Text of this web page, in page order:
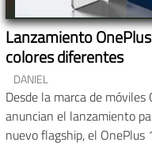
Lanzamiento
colores diferentes
DANIEL
Desde la marca de móviles
anuncian el lanzamiento
nuevo flagship, el OnePlus